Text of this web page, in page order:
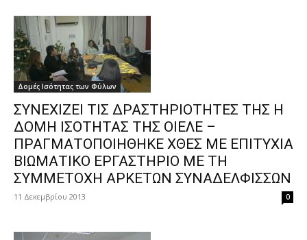
Δομές Ισότητας των Φύλων
ΣΥΝΕΧΙΖΕΙ ΤΙΣ ΔΡΑΣΤΗΡΙΟΤΗΤΕΣ ΤΗΣ Η
ΔΟΜΗ ΙΣΟΤΗΤΑΣ ΤΗΣ ΟΙΕΛΕ –
ΠΡΑΓΜΑΤΟΠΟΙΗΘΗΚΕ ΧΘΕΣ ΜΕ ΕΠΙΤΥΧΙΑ
ΒΙΩΜΑΤΙΚΟ ΕΡΓΑΣΤΗΡΙΟ ΜΕ ΤΗ
ΣΥΜΜΕΤΟΧΗ ΑΡΚΕΤΩΝ ΣΥΝΑΔΕΛΦΙΣΣΩΝ
11 Δεκεμβρίου 2013 0